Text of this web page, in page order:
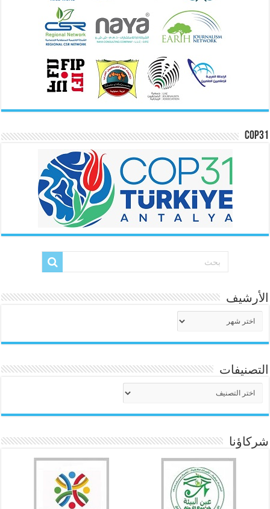
COP31
الأرشيف
التصنيفات
شركاؤنا